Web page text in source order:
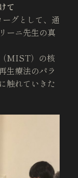
て
グとして、通
ーニ先生の真
MIST）の核
生療法のパラ
触れていきた